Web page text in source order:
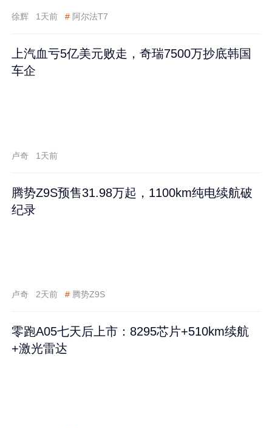
徐辉 1天前 # 阿尔法T7
上汽血亏5亿美元败走，奇瑞7500万抄底韩国
车企
卢奇 1天前
腾势Z9S预售31.98万起，1100km纯电续航破
纪录
卢奇 2天前 # 腾势Z9S
零跑A05七天后上市：8295芯片+510km续航
+激光雷达